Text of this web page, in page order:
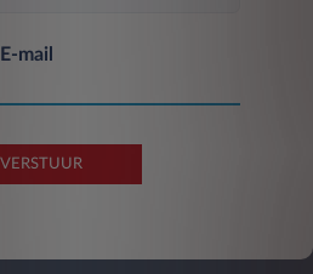
worden gedurende
te ontvangen die
E-mail
VERSTUUR